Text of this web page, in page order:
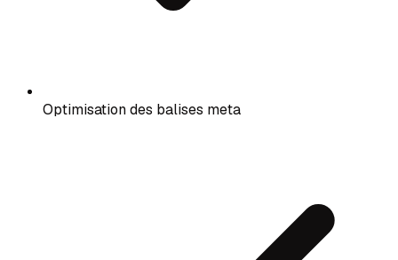
Optimisation des balises meta